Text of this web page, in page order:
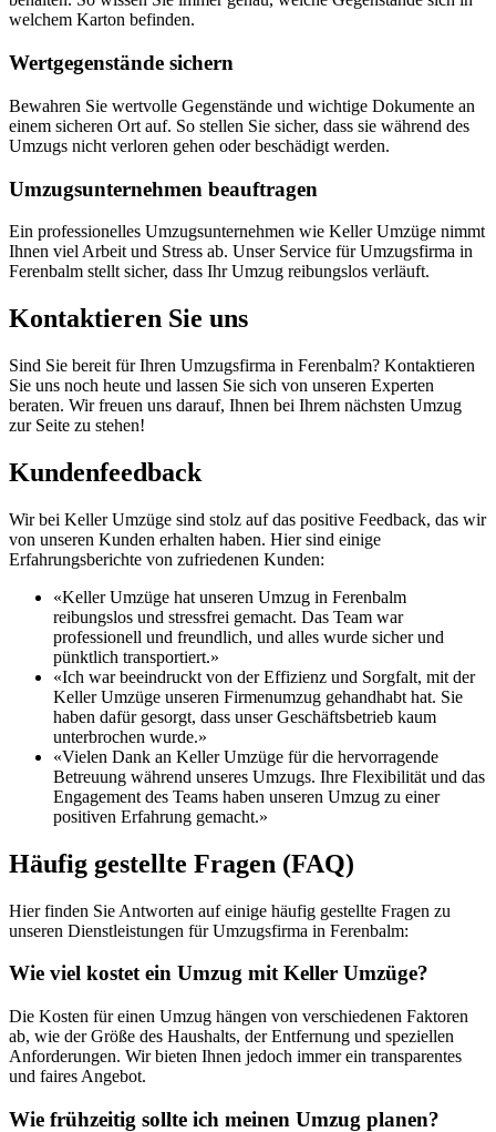
welchem Karton befinden.
Wertgegenstände sichern
Bewahren Sie wertvolle Gegenstände und wichtige Dokumente an
einem sicheren Ort auf. So stellen Sie sicher, dass sie während des
Umzugs nicht verloren gehen oder beschädigt werden.
Umzugsunternehmen beauftragen
Ein professionelles Umzugsunternehmen wie Keller Umzüge nimmt
Ihnen viel Arbeit und Stress ab. Unser Service für Umzugsfirma in
Ferenbalm stellt sicher, dass Ihr Umzug reibungslos verläuft.
Kontaktieren Sie uns
Sind Sie bereit für Ihren Umzugsfirma in Ferenbalm? Kontaktieren
Sie uns noch heute und lassen Sie sich von unseren Experten
beraten. Wir freuen uns darauf, Ihnen bei Ihrem nächsten Umzug
zur Seite zu stehen!
Kundenfeedback
Wir bei Keller Umzüge sind stolz auf das positive Feedback, das wir
von unseren Kunden erhalten haben. Hier sind einige
Erfahrungsberichte von zufriedenen Kunden:
«Keller Umzüge hat unseren Umzug in Ferenbalm
reibungslos und stressfrei gemacht. Das Team war
professionell und freundlich, und alles wurde sicher und
pünktlich transportiert.»
«Ich war beeindruckt von der Effizienz und Sorgfalt, mit der
Keller Umzüge unseren Firmenumzug gehandhabt hat. Sie
haben dafür gesorgt, dass unser Geschäftsbetrieb kaum
unterbrochen wurde.»
«Vielen Dank an Keller Umzüge für die hervorragende
Betreuung während unseres Umzugs. Ihre Flexibilität und das
Engagement des Teams haben unseren Umzug zu einer
positiven Erfahrung gemacht.»
Häufig gestellte Fragen (FAQ)
Hier finden Sie Antworten auf einige häufig gestellte Fragen zu
unseren Dienstleistungen für Umzugsfirma in Ferenbalm:
Wie viel kostet ein Umzug mit Keller Umzüge?
Die Kosten für einen Umzug hängen von verschiedenen Faktoren
ab, wie der Größe des Haushalts, der Entfernung und speziellen
Anforderungen. Wir bieten Ihnen jedoch immer ein transparentes
und faires Angebot.
Wie frühzeitig sollte ich meinen Umzug planen?